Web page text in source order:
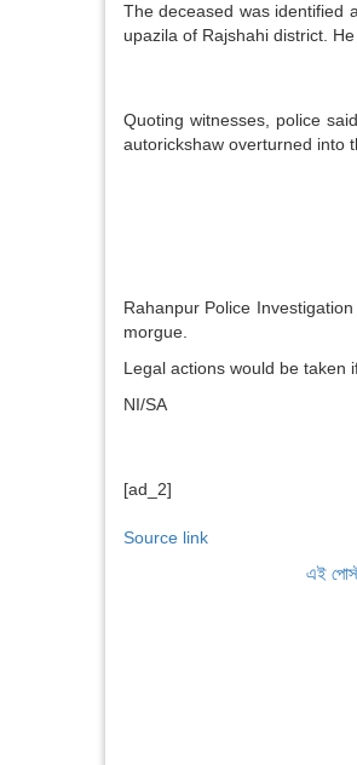
The deceased was identified
upazila of Rajshahi district.
Quoting witnesses, police
autorickshaw overturned into
Rahanpur Police
morgue.
Legal actions would be taken
NI/SA
[ad_2]
Source link
এই